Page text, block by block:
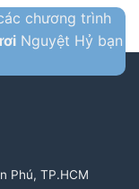
chương trình
Nguyệt Hỷ bạn
Phú, TP.HCM